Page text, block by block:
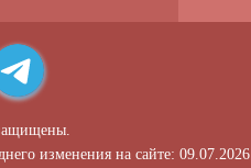
изменения на сайте: 09.07.2026